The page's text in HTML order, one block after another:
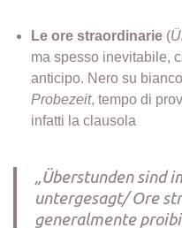
Le ore straordinarie (
ma spesso inevitabile,
anticipo. Nero su
Probezeit, tempo di
infatti la clausola
„Überstunden sind
untergesagt/ Ore
generalmente